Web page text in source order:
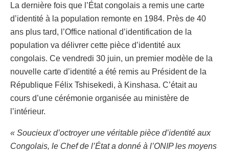
La dernière fois que l’État congolais a remis une carte
d’identité à la population remonte en 1984. Près de 40
ans plus tard, l’Office national d’identification de la
population va délivrer cette pièce d’identité aux
congolais. Ce vendredi 30 juin, un premier modèle de la
nouvelle carte d’identité a été remis au Président de la
République Félix Tshisekedi, à Kinshasa. C’était au
cours d’une cérémonie organisée au ministère de
l’intérieur.
« Soucieux d’octroyer une véritable pièce d’identité aux
Congolais, le Chef de l’État a donné à l’ONIP les moyens